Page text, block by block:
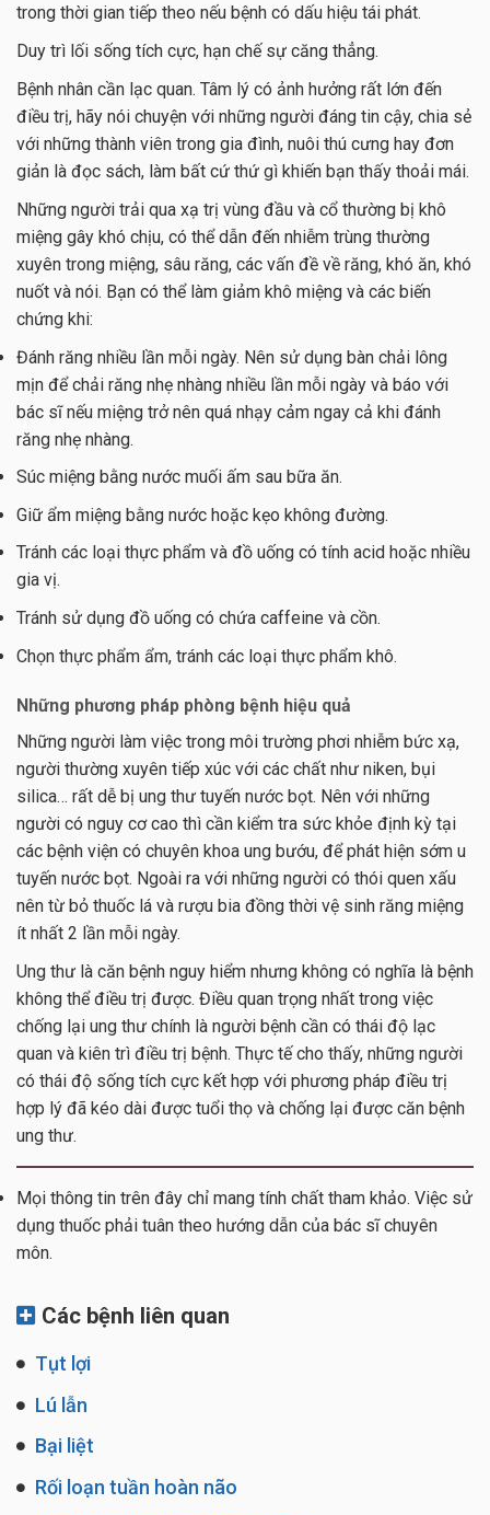
trong thời gian tiếp theo nếu bệnh có dấu hiệu tái phát.
Duy trì lối sống tích cực, hạn chế sự căng thẳng.
Bệnh nhân cần lạc quan. Tâm lý có ảnh hưởng rất lớn đến
điều trị, hãy nói chuyện với những người đáng tin cậy, chia sẻ
với những thành viên trong gia đình, nuôi thú cưng hay đơn
giản là đọc sách, làm bất cứ thứ gì khiến bạn thấy thoải mái.
Những người trải qua xạ trị vùng đầu và cổ thường bị khô
miệng gây khó chịu, có thể dẫn đến nhiễm trùng thường
xuyên trong miệng, sâu răng, các vấn đề về răng, khó ăn, khó
nuốt và nói. Bạn có thể làm giảm khô miệng và các biến
chứng khi:
Đánh răng nhiều lần mỗi ngày. Nên sử dụng bàn chải lông
mịn để chải răng nhẹ nhàng nhiều lần mỗi ngày và báo với
bác sĩ nếu miệng trở nên quá nhạy cảm ngay cả khi đánh
răng nhẹ nhàng.
Súc miệng bằng nước muối ấm sau bữa ăn.
Giữ ẩm miệng bằng nước hoặc kẹo không đường.
Tránh các loại thực phẩm và đồ uống có tính acid hoặc nhiều
gia vị.
Tránh sử dụng đồ uống có chứa caffeine và cồn.
Chọn thực phẩm ẩm, tránh các loại thực phẩm khô.
Những phương pháp phòng bệnh hiệu quả
Những người làm việc trong môi trường phơi nhiễm bức xạ,
người thường xuyên tiếp xúc với các chất như niken, bụi
silica… rất dễ bị ung thư tuyến nước bọt. Nên với những
người có nguy cơ cao thì cần kiểm tra sức khỏe định kỳ tại
các bệnh viện có chuyên khoa ung bướu, để phát hiện sớm u
tuyến nước bọt. Ngoài ra với những người có thói quen xấu
nên từ bỏ thuốc lá và rượu bia đồng thời vệ sinh răng miệng
ít nhất 2 lần mỗi ngày.
Ung thư là căn bệnh nguy hiểm nhưng không có nghĩa là bệnh
không thể điều trị được. Điều quan trọng nhất trong việc
chống lại ung thư chính là người bệnh cần có thái độ lạc
quan và kiên trì điều trị bệnh. Thực tế cho thấy, những người
có thái độ sống tích cực kết hợp với phương pháp điều trị
hợp lý đã kéo dài được tuổi thọ và chống lại được căn bệnh
ung thư.
Mọi thông tin trên đây chỉ mang tính chất tham khảo. Việc sử
dụng thuốc phải tuân theo hướng dẫn của bác sĩ chuyên
môn.
Các bệnh liên quan
Tụt lợi
Lú lẫn
Bại liệt
Rối loạn tuần hoàn não